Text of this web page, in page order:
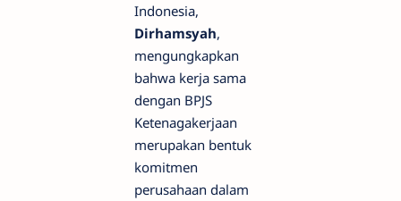
Indonesia,
Dirhamsyah,
mengungkapkan
bahwa kerja sama
dengan BPJS
Ketenagakerjaan
merupakan bentuk
komitmen
perusahaan dalam